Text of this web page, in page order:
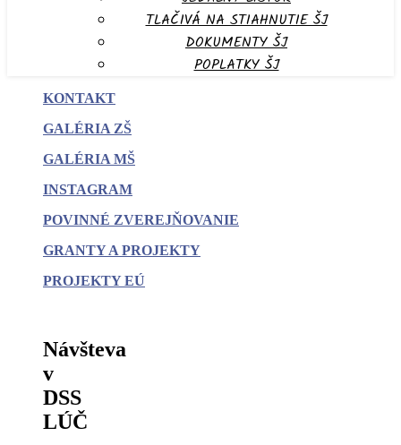
TLAČIVÁ NA STIAHNUTIE ŠJ
DOKUMENTY ŠJ
POPLATKY ŠJ
KONTAKT
GALÉRIA ZŠ
GALÉRIA MŠ
INSTAGRAM
POVINNÉ ZVEREJŇOVANIE
GRANTY A PROJEKTY
PROJEKTY EÚ
Návšteva
v
DSS
LÚČ